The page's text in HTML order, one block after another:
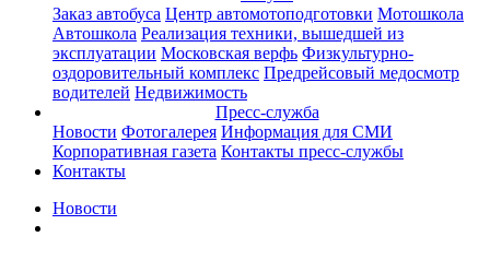
Заказ автобуса Центр автомотоподготовки Мотошкола
Автошкола Реализация техники, вышедшей из
эксплуатации Московская верфь Физкультурно-
оздоровительный комплекс Предрейсовый медосмотр
водителей Недвижимость
Пресс-служба
Новости Фотогалерея Информация для СМИ
Корпоративная газета Контакты пресс-службы
Контакты
Новости